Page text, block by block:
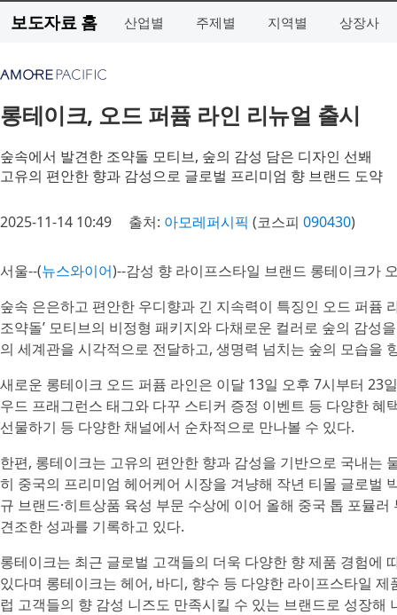
보도자료 홈 산업별 주제별 지역별 상장사
롱테이크, 오드 퍼퓸 라인 리뉴얼 출시
숲속에서 발견한 조약돌 모티브, 숲의 감성 담은 디자인 선봬
고유의 편안한 향과 감성으로 글로벌 프리미엄 향 브랜드 도약
2025-11-14 10:49 출처: 아모레퍼시픽 (코스피 090430)
서울--(뉴스와이어)--감성 향 라이프스타일 브랜드 롱테이크가
숲속 은은하고 편안한 우디향과 긴 지속력이 특징인 오드 퍼퓸
조약돌’ 모티브의 비정형 패키지와 다채로운 컬러로 숲의 감성
의 세계관을 시각적으로 전달하고, 생명력 넘치는 숲의 모습을
새로운 롱테이크 오드 퍼퓸 라인은 이달 13일 오후 7시부터 23
우드 프래그런스 태그와 다꾸 스티커 증정 이벤트 등 다양한
선물하기 등 다양한 채널에서 순차적으로 만나볼 수 있다.
한편, 롱테이크는 고유의 편안한 향과 감성을 기반으로 국내는
히 중국의 프리미엄 헤어케어 시장을 겨냥해 작년 티몰 글로벌
규 브랜드·히트상품 육성 부문 수상에 이어 올해 중국 톱 포뮬
견조한 성과를 기록하고 있다.
롱테이크는 최근 글로벌 고객들의 더욱 다양한 향 제품 경험에
있다며 롱테이크는 헤어, 바디, 향수 등 다양한 라이프스타일
럽 고객들의 향 감성 니즈도 만족시킬 수 있는 브랜드로 성장해